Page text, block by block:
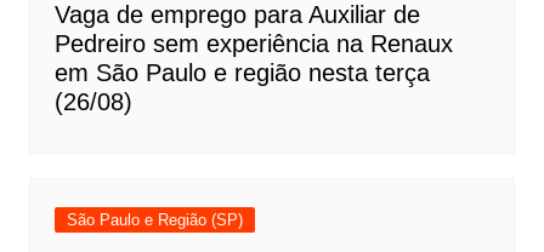
Vaga de emprego para Auxiliar de
Pedreiro sem experiência na Renaux
em São Paulo e região nesta terça
(26/08)
São Paulo e Região (SP)